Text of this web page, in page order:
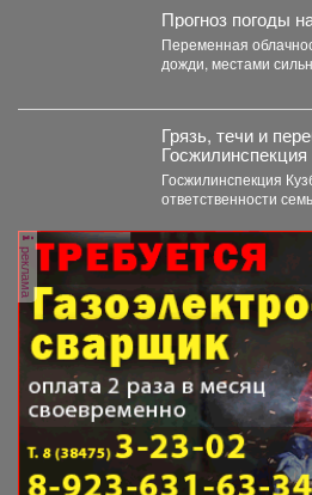
Переменная
дожди, местами
Грязь, течи и
Госжилинспекция
ответственности
содержании домов...
реклама